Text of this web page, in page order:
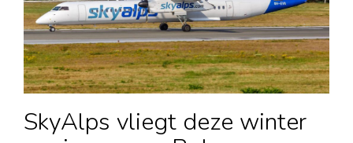
SkyAlps vliegt deze winter